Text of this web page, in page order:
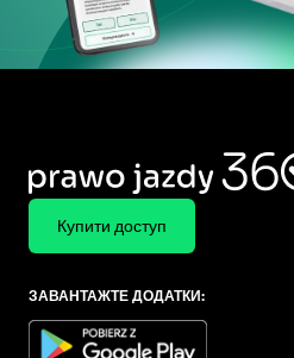
Купити доступ
ЗАВАНТАЖТЕ ДОДАТКИ: